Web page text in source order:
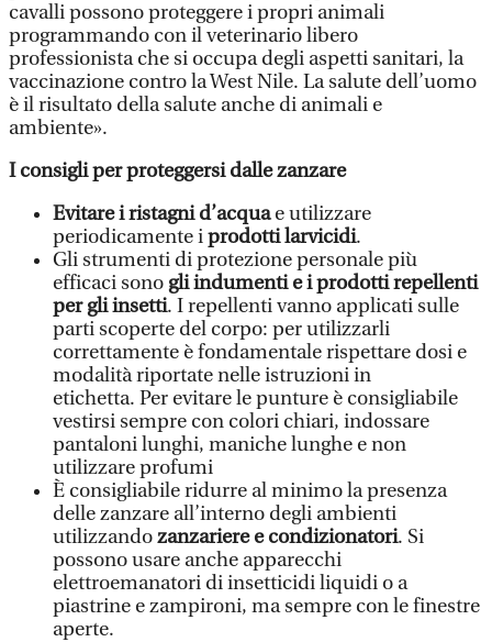
cavalli possono proteggere i propri animali
programmando con il veterinario libero
professionista che si occupa degli aspetti sanitari, la
vaccinazione contro la West Nile. La salute dell’uomo
è il risultato della salute anche di animali e
ambiente».
I consigli per proteggersi dalle zanzare
Evitare i ristagni d’acquae utilizzare
periodicamente iprodotti larvicidi.
Gli strumenti di protezione personale più
efficaci sono gli indumenti e i prodotti repellenti
per gli insetti. I repellenti vanno applicati sulle
parti scoperte del corpo: per utilizzarli
correttamente è fondamentale rispettare dosi e
modalità riportate nelle istruzioni in
etichetta. Per evitare le punture è consigliabile
vestirsi sempre con colori chiari, indossare
pantaloni lunghi, maniche lunghe e non
utilizzare profumi
È consigliabile ridurre al minimo la presenza
delle zanzare all’interno degli ambienti
utilizzandozanzariere e condizionatori. Si
possono usare anche apparecchi
elettroemanatori di insetticidi liquidi o a
piastrine e zampironi, ma sempre con le finestre
aperte.